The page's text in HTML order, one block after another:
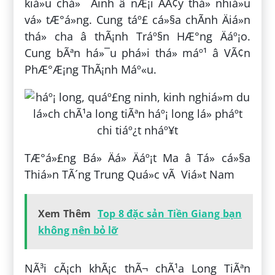
kiá»u chá»¯ Äinh â nÆ¡i ÄÃ¢y thá» nhiá»u
vá» tÆ°á»ng. Cung táº£ cá»§a chÃ­nh Äiá»n
thá» cha â thÃ¡nh Tráº§n HÆ°ng Äáº¡o.
Cung bÃªn há»¯u phá»i thá» máº¹ â VÃ¢n
PhÆ°Æ¡ng ThÃ¡nh Máº«u.
TÆ°á»£ng Bá» Äá» Äáº¡t Ma â Tá» cá»§a
Thiá»n TÃ´ng Trung Quá»c vÃ Viá»t Nam
Xem Thêm Top 8 đặc sản Tiền Giang bạn
không nên bỏ lỡ
NÃ³i cÃ¡ch khÃ¡c thÃ¬ chÃ¹a Long TiÃªn